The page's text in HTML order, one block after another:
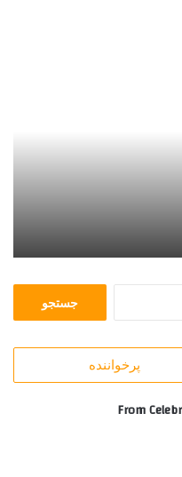
ج
و
ب
پرخواننده
From